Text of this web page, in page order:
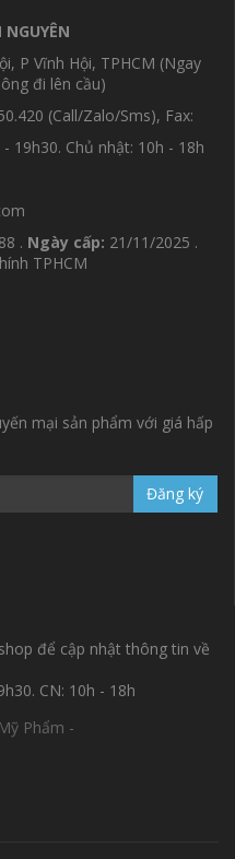
P Vĩnh Hội, TPHCM (Ngay
đi lên cầu)
(Call/Zalo/Sms), Fax:
19h30. Chủ nhật: 10h - 18h
. Ngày cấp: 21/11/2025 .
TPHCM
mại sản phẩm với giá hấp
Đăng ký
để cập nhật thông tin về
CN: 10h - 18h
Phẩm -